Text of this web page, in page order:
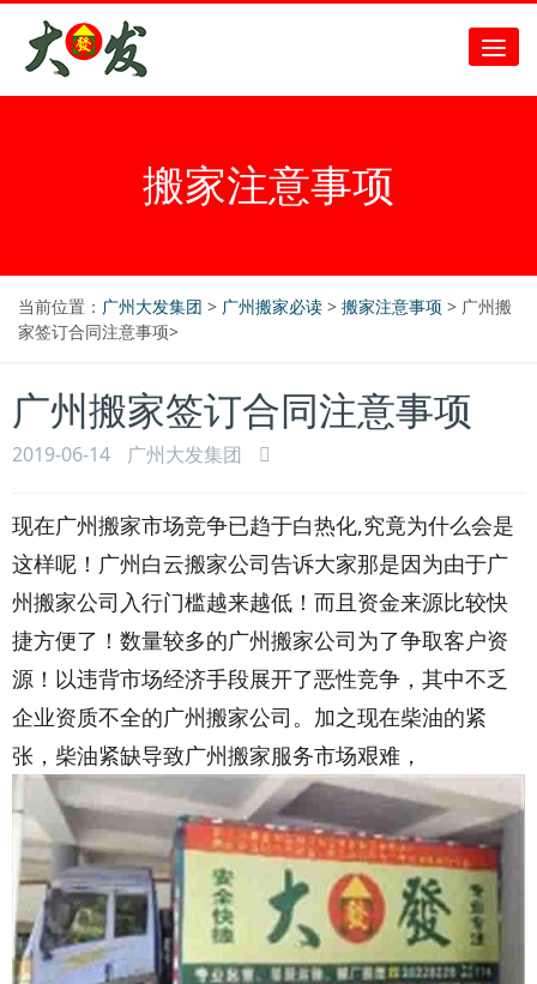
搬家注意事项
当前位置： 广州大发集团 > 广州搬家必读 > 搬家注意事项 > 广州搬
家签订合同注意事项>
广州搬家签订合同注意事项
2019-06-14 广州大发集团
现在广州搬家市场竞争已趋于白热化,究竟为什么会是
这样呢！广州白云搬家公司告诉大家那是因为由于广
州搬家公司入行门槛越来越低！而且资金来源比较快
捷方便了！数量较多的广州搬家公司为了争取客户资
源！以违背市场经济手段展开了恶性竞争，其中不乏
企业资质不全的广州搬家公司。加之现在柴油的紧
张，柴油紧缺导致广州搬家服务市场艰难，